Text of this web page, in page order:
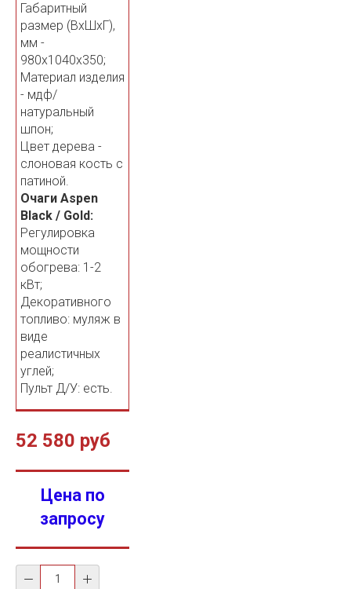
Габаритный
размер (ВхШхГ),
мм -
980х1040х350;
Материал изделия
- мдф/
натуральный
шпон;
Цвет дерева -
слоновая кость с
патиной.
Очаги Aspen
Black / Gold:
Регулировка
мощности
обогрева: 1-2
кВт;
Декоративного
топливо: муляж в
виде
реалистичных
углей;
Пульт Д/У: есть.
52 580 руб
Цена по
запросу